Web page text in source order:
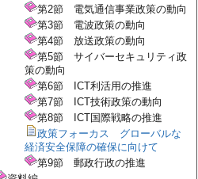
第2節 電気通信事業政策の動向
第3節 電波政策の動向
第4節 放送政策の動向
第5節 サイバーセキュリティ政
策の動向
第6節 ICT利活用の推進
第7節 ICT技術政策の動向
第8節 ICT国際戦略の推進
政策フォーカス グローバルな
経済安全保障の確保に向けて
第9節 郵政行政の推進